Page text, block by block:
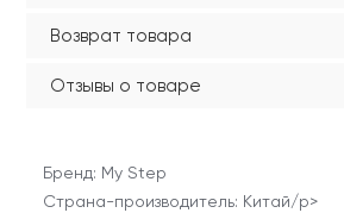
Возврат товара
Отзывы о товаре
Бренд: My Step
Страна-производитель: Китай/p>